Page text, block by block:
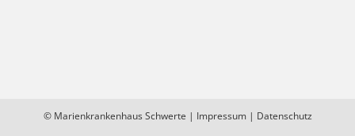
© Marienkrankenhaus Schwerte | Impressum| Datenschutz